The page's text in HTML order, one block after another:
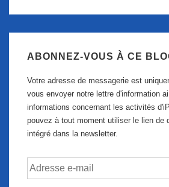
ABONNEZ-VOUS À CE
Votre adresse de messagerie est
vous envoyer notre lettre d'information
informations concernant les activités
pouvez à tout moment utiliser le lien de
intégré dans la newsletter.
Adresse